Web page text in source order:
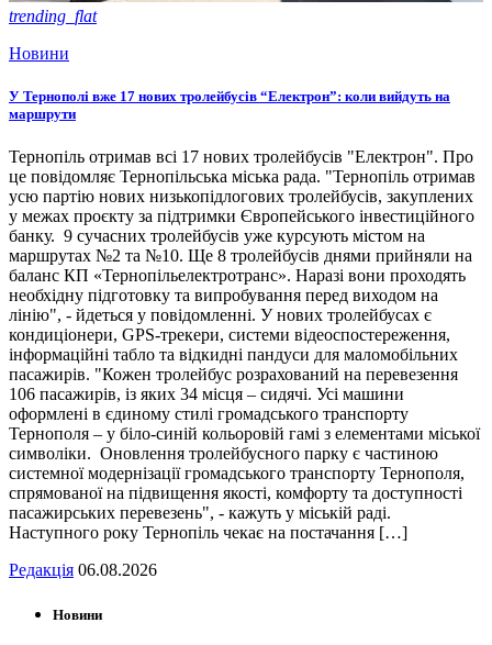
trending_flat
Новини
У Тернополі вже 17 нових тролейбусів “Електрон”: коли вийдуть на
маршрути
Тернопіль отримав всі 17 нових тролейбусів "Електрон". Про
це повідомляє Тернопільська міська рада. "Тернопіль отримав
усю партію нових низькопідлогових тролейбусів, закуплених
у межах проєкту за підтримки Європейського інвестиційного
банку. 9 сучасних тролейбусів уже курсують містом на
маршрутах №2 та №10. Ще 8 тролейбусів днями прийняли на
баланс КП «Тернопільелектротранс». Наразі вони проходять
необхідну підготовку та випробування перед виходом на
лінію", - йдеться у повідомленні. У нових тролейбусах є
кондиціонери, GPS-трекери, системи відеоспостереження,
інформаційні табло та відкидні пандуси для маломобільних
пасажирів. "Кожен тролейбус розрахований на перевезення
106 пасажирів, із яких 34 місця – сидячі. Усі машини
оформлені в єдиному стилі громадського транспорту
Тернополя – у біло-синій кольоровій гамі з елементами міської
символіки. Оновлення тролейбусного парку є частиною
системної модернізації громадського транспорту Тернополя,
спрямованої на підвищення якості, комфорту та доступності
пасажирських перевезень", - кажуть у міській раді.
Наступного року Тернопіль чекає на постачання […]
Редакція 06.08.2026
Новини